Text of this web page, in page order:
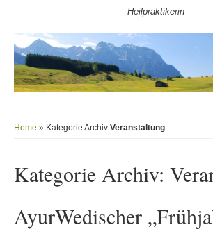
Heilpraktikerin
Home » Kategorie Archiv:Veranstaltung
Kategorie Archiv:
AyurWedischer